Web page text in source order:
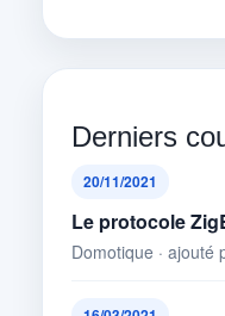
Derniers
20/11/2021
Le protocole
Domotique · ajouté